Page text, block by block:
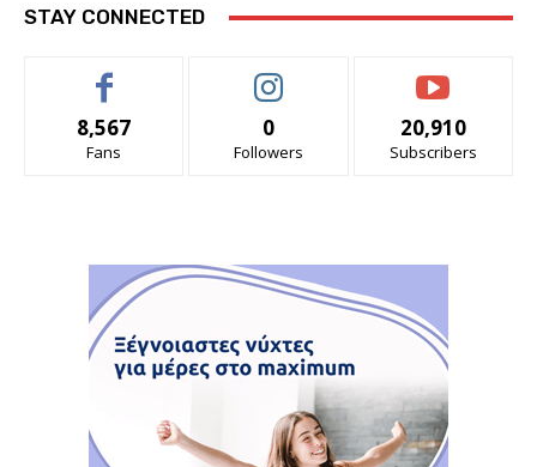
STAY CONNECTED
8,567
Fans
0
Followers
20,910
Subscribers